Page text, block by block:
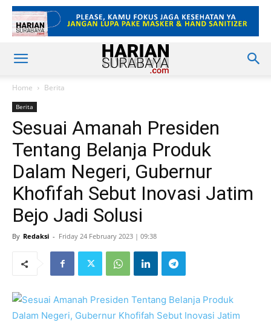
Home Berita
Berita
Sesuai Amanah Presiden
Tentang Belanja Produk
Dalam Negeri, Gubernur
Khofifah Sebut Inovasi Jatim
Bejo Jadi Solusi
By Redaksi - Friday 24 February 2023 | 09:38